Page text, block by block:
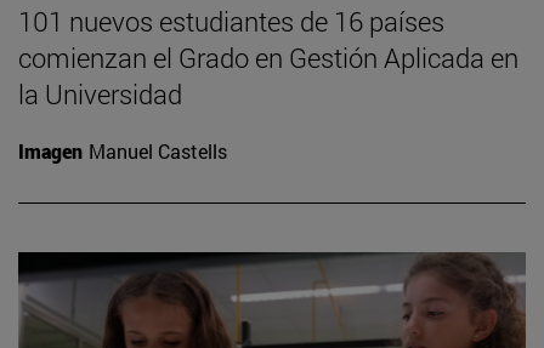
101 nuevos estudiantes de 16 países
comienzan el Grado en Gestión Aplicada en
la Universidad
Imagen Manuel Castells